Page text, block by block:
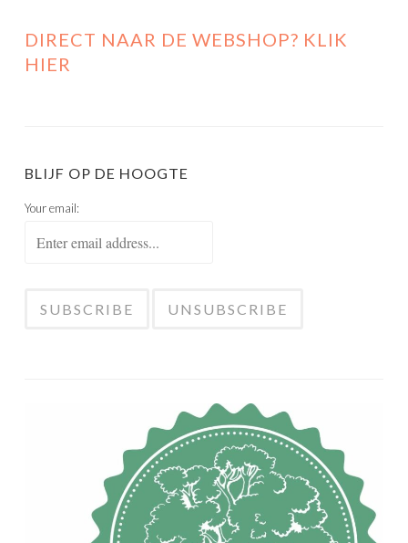
DIRECT NAAR DE WEBSHOP? KLIK
HIER
BLIJF OP DE HOOGTE
Your email: